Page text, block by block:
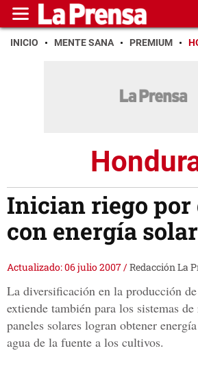
INICIO MENTE SANA PREMIUM
Inician riego por
con energía solar
Actualizado: 06 julio 2007/Redacción La
La diversificación en la producción
extiende también para los sistemas
paneles solares logran obtener
agua de la fuente a los cultivos.